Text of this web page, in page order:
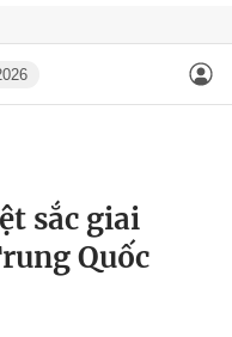
sắc giai
Quốc